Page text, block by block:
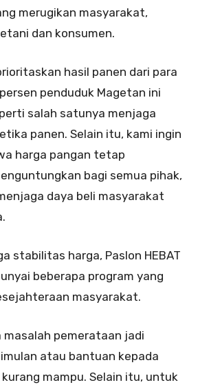
merugikan masyarakat,
dan konsumen.
hasil panen dari para
penduduk Magetan ini
salah satunya menjaga
panen. Selain itu, kami ingin
harga pangan tetap
bagi semua pihak,
daya beli masyarakat
stabilitas harga, Paslon HEBAT
beberapa program yang
masyarakat.
masalah pemerataan jadi
atau bantuan kepada
mampu. Selain itu, untuk